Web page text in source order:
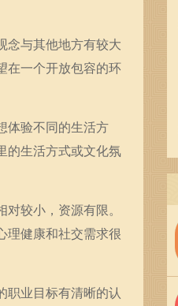
念与其他地方有较大
在一个开放包容的环
体验不同的生活方
的生活方式或文化氛
较小，资源有限。
理健康和社交需求很
职业目标有清晰的认